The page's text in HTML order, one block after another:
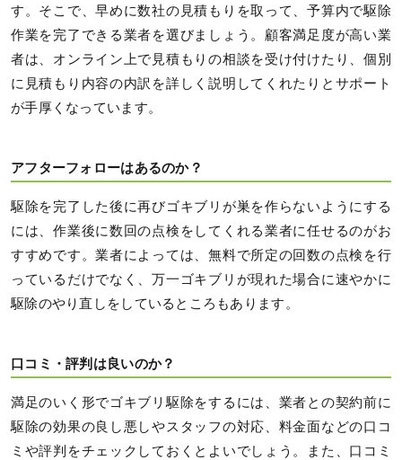
す。そこで、早めに数社の見積もりを取って、予算内で駆除
作業を完了できる業者を選びましょう。顧客満足度が高い業
者は、オンライン上で見積もりの相談を受け付けたり、個別
に見積もり内容の内訳を詳しく説明してくれたりとサポート
が手厚くなっています。
アフターフォローはあるのか？
駆除を完了した後に再びゴキブリが巣を作らないようにする
には、作業後に数回の点検をしてくれる業者に任せるのがお
すすめです。業者によっては、無料で所定の回数の点検を行
っているだけでなく、万一ゴキブリが現れた場合に速やかに
駆除のやり直しをしているところもあります。
口コミ・評判は良いのか？
満足のいく形でゴキブリ駆除をするには、業者との契約前に
駆除の効果の良し悪しやスタッフの対応、料金面などの口コ
ミや評判をチェックしておくとよいでしょう。また、口コミ